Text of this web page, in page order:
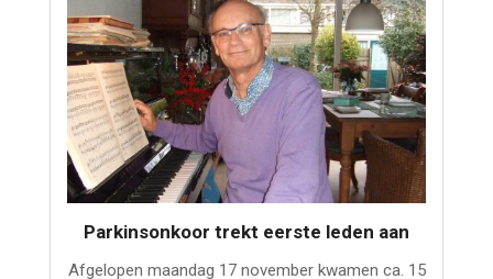
Parkinsonkoor trekt eerste leden aan
Afgelopen maandag 17 november kwamen ca. 15